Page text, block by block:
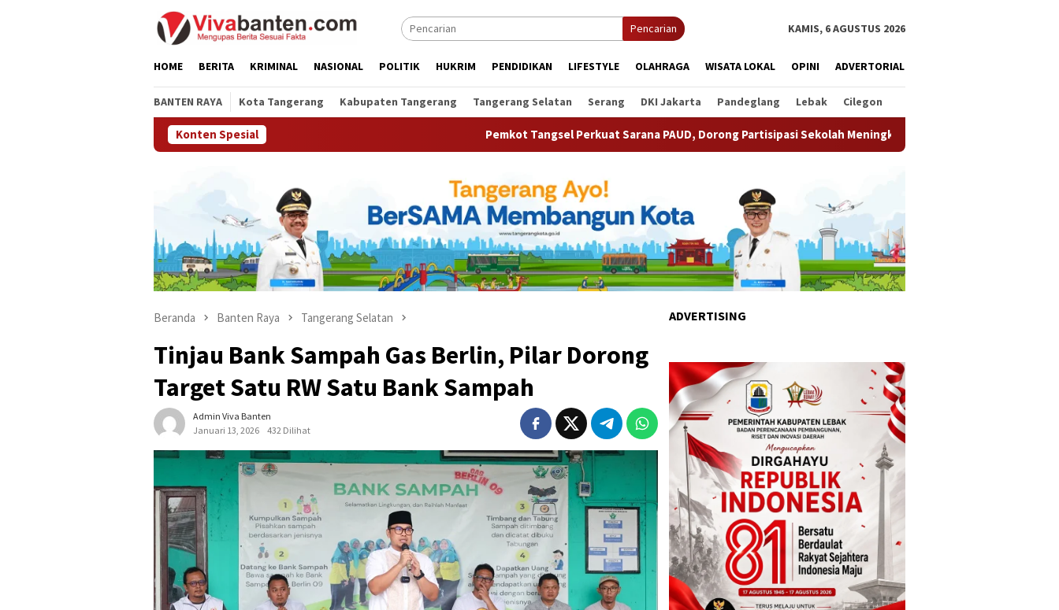
Pencarian KAMIS, 6 AGUSTUS 2026
HOME BERITA KRIMINAL NASIONAL POLITIK HUKRIM PENDIDIKAN LIFESTYLE OLAHRAGA WISATA LOKAL OPINI ADVERTORIAL
BANTEN RAYA Kota Tangerang Kabupaten Tangerang Tangerang Selatan Serang DKI Jakarta Pandeglang Lebak Cilegon
Konten Spesial Pemkot Tangsel Perkuat Sarana PAUD, Dorong Partisipasi Sekolah Meningkat Pemkot Tangsel Matangkan Persiapan
Beranda Banten Raya Tangerang Selatan
Tinjau Bank Sampah Gas Berlin, Pilar Dorong
Target Satu RW Satu Bank Sampah
Admin Viva Banten
Januari 13, 2026
432 Dilihat
ADVERTISING